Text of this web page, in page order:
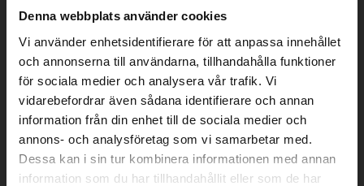
Denna webbplats använder cookies
Vi använder enhetsidentifierare för att anpassa innehållet
och annonserna till användarna, tillhandahålla funktioner
för sociala medier och analysera vår trafik. Vi
vidarebefordrar även sådana identifierare och annan
information från din enhet till de sociala medier och
annons- och analysföretag som vi samarbetar med.
Dessa kan i sin tur kombinera informationen med annan
information som du har tillhandahållit eller som de har